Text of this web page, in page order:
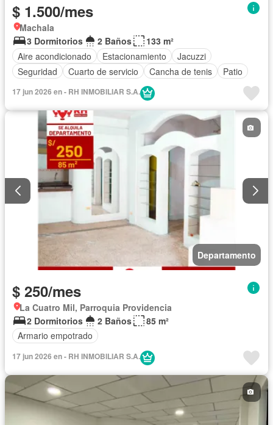
$ 1.500/mes
Machala
3 Dormitorios
2 Baños
133 m²
Aire acondicionado
Estacionamiento
Jacuzzi
Seguridad
Cuarto de servicio Cancha de tenis Patio
17 jun 2026 en - RH INMOBILIAR S.A.
Departamento
$ 250/mes
La Cuatro Mil, Parroquia Providencia
2 Dormitorios
2 Baños
85 m²
Armario empotrado
17 jun 2026 en - RH INMOBILIAR S.A.